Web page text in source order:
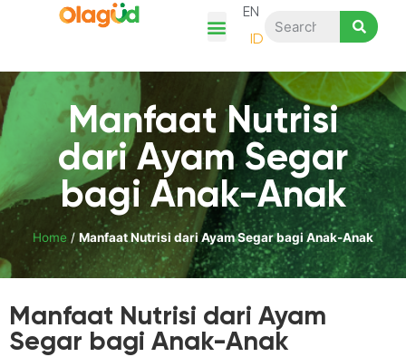
EN
ID
Manfaat Nutrisi
dari Ayam Segar
bagi Anak-Anak
Home / Manfaat Nutrisi dari Ayam Segar bagi Anak-Anak
Manfaat Nutrisi dari Ayam
Segar bagi Anak-Anak